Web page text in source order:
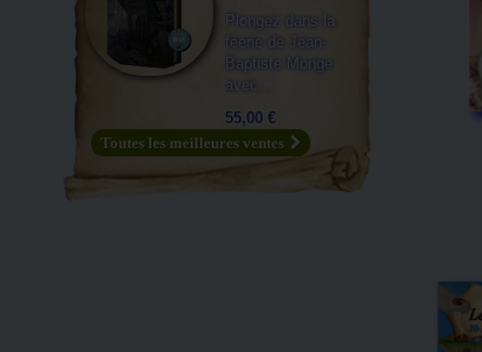
Plongez dans la
féerie de Jean-
Baptiste Monge
avec...
55,00 €
Toutes les meilleures ventes